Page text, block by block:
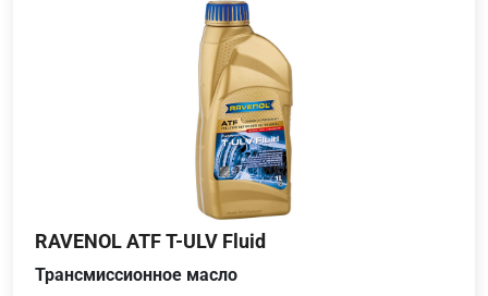
RAVENOL ATF T-ULV Fluid
Трансмиссионное масло